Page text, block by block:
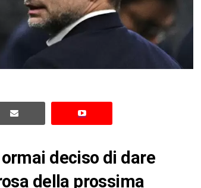
deciso di dare
della prossima